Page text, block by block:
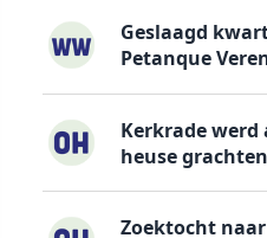
Geslaagd
Petanque
Kerkrade werd
heuse
Zoektocht